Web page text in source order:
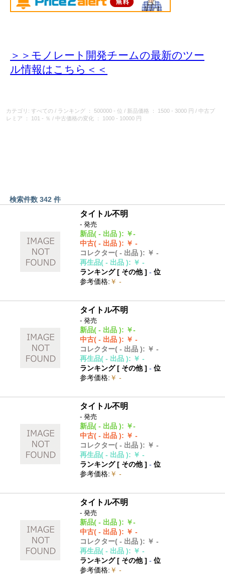
＞＞モノレート開発チームの最新のツー
ル情報はこちら＜＜
カテゴリ: すべての / ランキング ： 500000 - 位 / 新品価格 ： 1500 - 3000 円 / 中古プ
レミア
： 101 - ％ / 中古価格の変化 ： 1000 - 10000 円
検索件数 342 件
タイトル不明
- 発売
新品( - 出品 ): ￥-
中古( - 出品 ): ￥ -
コレクター( - 出品 ): ￥ -
再生品( - 出品 ): ￥ -
ランキング [ その他]- 位
参考価格: ￥ -
タイトル不明
- 発売
新品( - 出品 ): ￥-
中古( - 出品 ): ￥ -
コレクター( - 出品 ): ￥ -
再生品( - 出品 ): ￥ -
ランキング [ その他]- 位
参考価格: ￥ -
タイトル不明
- 発売
新品( - 出品 ): ￥-
中古( - 出品 ): ￥ -
コレクター( - 出品 ): ￥ -
再生品( - 出品 ): ￥ -
ランキング [ その他]- 位
参考価格: ￥ -
タイトル不明
- 発売
新品( - 出品 ): ￥-
中古( - 出品 ): ￥ -
コレクター( - 出品 ): ￥ -
再生品( - 出品 ): ￥ -
ランキング [ その他]- 位
参考価格: ￥ -